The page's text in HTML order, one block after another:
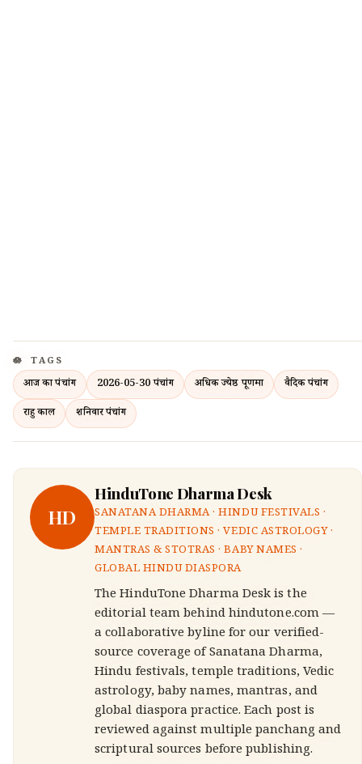
TAGS
आज का पंचांग 2026-05-30 पंचांग अधिक ज्येष्ठ पूर्णिमा
वैदिक पंचांग
राहु काल
शनिवार पंचांग
HD
HinduTone Dharma Desk
SANATANA DHARMA · HINDU FESTIVALS ·
TEMPLE TRADITIONS · VEDIC ASTROLOGY ·
MANTRAS & STOTRAS · BABY NAMES ·
GLOBAL HINDU DIASPORA
The HinduTone Dharma Desk is the
editorial team behind hindutone.com —
a collaborative byline for our verified-
source coverage of Sanatana Dharma,
Hindu festivals, temple traditions, Vedic
astrology, baby names, mantras, and
global diaspora practice. Each post is
reviewed against multiple panchang and
scriptural sources before publishing.